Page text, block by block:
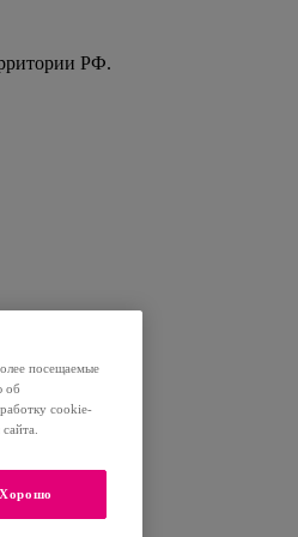
РФ.
посещаемые
об
cookie-
Хорошо